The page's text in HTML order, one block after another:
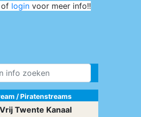
of login voor meer info!!
/Piratenstreams
Twente Kanaal